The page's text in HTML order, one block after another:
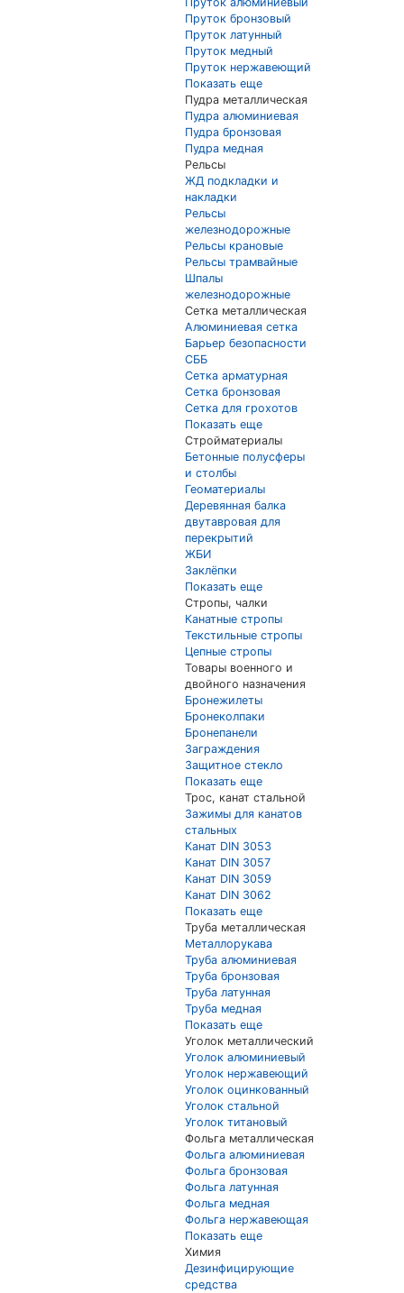
Пруток бронзовый
Пруток латунный
Пруток медный
Пруток нержавеющий
Показать еще
Пудра металлическая
Пудра алюминиевая
Пудра бронзовая
Пудра медная
Рельсы
ЖД подкладки и
накладки
Рельсы
железнодорожные
Рельсы крановые
Рельсы трамвайные
Шпалы
железнодорожные
Сетка металлическая
Алюминиевая сетка
Барьер безопасности
СББ
Сетка арматурная
Сетка бронзовая
Сетка для грохотов
Показать еще
Стройматериалы
Бетонные полусферы
и столбы
Геоматериалы
Деревянная балка
двутавровая для
перекрытий
ЖБИ
Заклёпки
Показать еще
Стропы, чалки
Канатные стропы
Текстильные стропы
Цепные стропы
Товары военного и
двойного назначения
Бронежилеты
Бронеколпаки
Бронепанели
Заграждения
Защитное стекло
Показать еще
Трос, канат стальной
Зажимы для канатов
стальных
Канат DIN 3053
Канат DIN 3057
Канат DIN 3059
Канат DIN 3062
Показать еще
Труба металлическая
Металлорукава
Труба алюминиевая
Труба бронзовая
Труба латунная
Труба медная
Показать еще
Уголок металлический
Уголок алюминиевый
Уголок нержавеющий
Уголок оцинкованный
Уголок стальной
Уголок титановый
Фольга металлическая
Фольга алюминиевая
Фольга бронзовая
Фольга латунная
Фольга медная
Фольга нержавеющая
Показать еще
Химия
Дезинфицирующие
средства